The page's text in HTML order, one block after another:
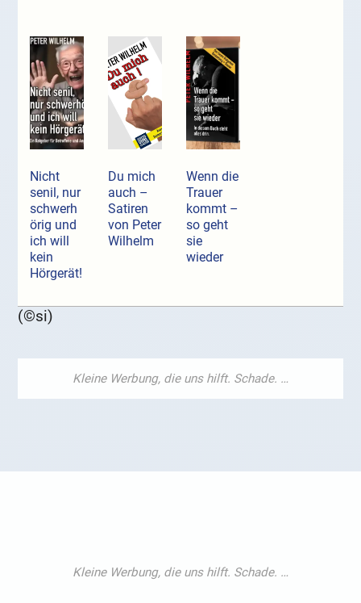
Nicht
senil, nur
schwerh
örig und
ich will
kein
Hörgerät!
Du mich
auch –
Satiren
von Peter
Wilhelm
Wenn die
Trauer
kommt –
so geht
sie
wieder
(©si)